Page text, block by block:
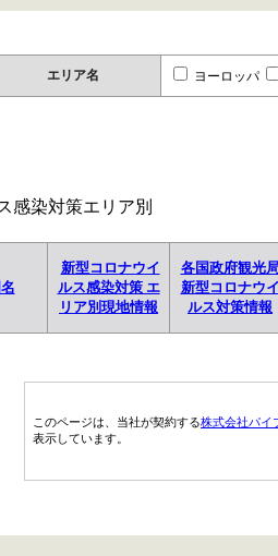
エリア名 ヨーロッパ
感染対策エリア別
新型コロナウイ
ルス感染対策 エ
リア別現地情報
各国政府観光
新型コロナウ
ルス対策情報
このページは、当社が契約する株式会社パイ
表示しています。